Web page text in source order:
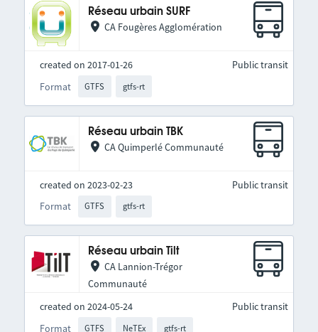
Réseau urbain SURF
CA Fougères Agglomération
created on 2017-01-26
Format
GTFS gtfs-rt
Public transit
Réseau urbain TBK
CA Quimperlé Communauté
created on 2023-02-23
Format
GTFS gtfs-rt
Public transit
Réseau urbain Tilt
CA Lannion-Trégor
Communauté
created on 2024-05-24
Format
GTFS NeTEx gtfs-rt
Public transit